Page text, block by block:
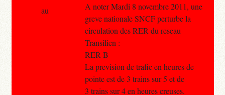
A noter Mardi 8 novembre 2011, une
greve nationale SNCF perturbe la
circulation des RER du reseau
Transilien :
RER B
La prevision de trafic en heures de
pointe est de 3 trains sur 5 et de
3 trains sur 4 en heures creuses.
au